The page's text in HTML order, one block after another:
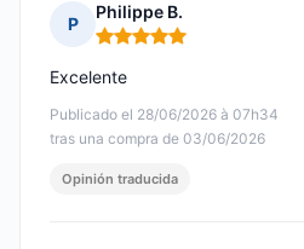
P
Philippe B.
Nota: 5 de 5
Publicado el 28/06/2026 à 07h34
tras una compra de 03/06/2026
Excelente
Opinión traducida